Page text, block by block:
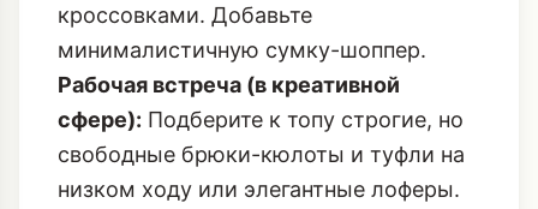
кроссовками. Добавьте
минималистичную сумку-шоппер.
Рабочая встреча (в креативной
сфере): Подберите к топу строгие, но
свободные брюки-кюлоты и туфли на
низком ходу или элегантные лоферы.